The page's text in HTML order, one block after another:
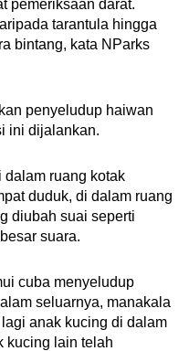
pemeriksaan darat.
tarantula hingga
bintang, kata NParks
penyeludup haiwan
ini dijalankan.
ruang kotak
duduk, di dalam ruang
diubah suai seperti
suara.
cuba menyeludup
seluarnya, manakala
anak kucing di dalam
kucing lain telah